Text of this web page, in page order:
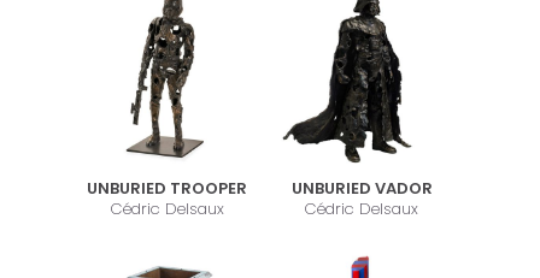
UNBURIED TROOPER
Cédric Delsaux
UNBURIED VADOR
Cédric Delsaux